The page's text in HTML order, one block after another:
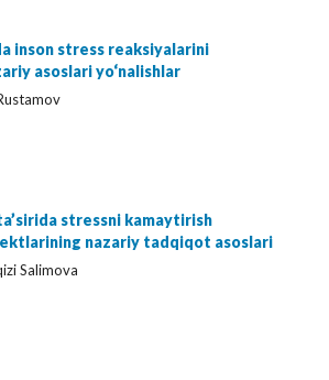
inson stress reaksiyalarini
asoslari yo‘nalishlar
stressni kamaytirish
nazariy tadqiqot asoslari
Salimova